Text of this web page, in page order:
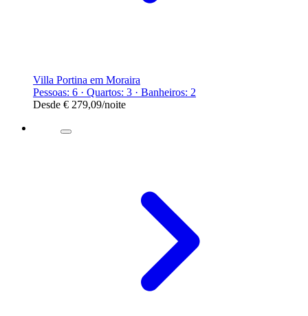
Villa Portina em Moraira
Pessoas: 6 · Quartos: 3 · Banheiros: 2
Desde € 279,09/noite